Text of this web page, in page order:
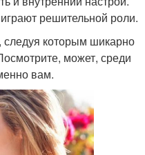
решительной роли.
следуя которым шикарно
может, среди
вам.